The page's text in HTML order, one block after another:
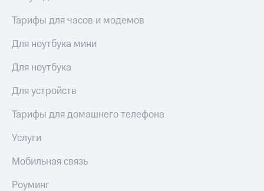
Тарифы для часов и модемов
Для ноутбука мини
Для ноутбука
Для устройств
Тарифы для домашнего телефона
Услуги
Мобильная связь
Роуминг